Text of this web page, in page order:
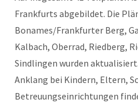
Frankfurts abgebildet. Die
Bonames/Frankfurter Berg,
Kalbach, Oberrad, Riedberg,
Sindlingen wurden
Anklang bei Kindern, Eltern,
Betreuungseinrichtungen